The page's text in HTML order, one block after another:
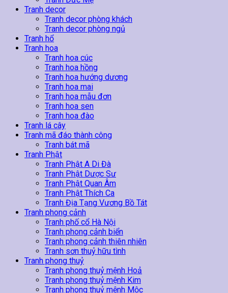
Tranh decor
Tranh decor phòng khách
Tranh decor phòng ngủ
Tranh hổ
Tranh hoa
Tranh hoa cúc
Tranh hoa hồng
Tranh hoa hướng dương
Tranh hoa mai
Tranh hoa mẫu đơn
Tranh hoa sen
Tranh hoa đào
Tranh lá cây
Tranh mã đáo thành công
Tranh bát mã
Tranh Phật
Tranh Phật A Di Đà
Tranh Phật Dược Sư
Tranh Phật Quan Âm
Tranh Phật Thích Ca
Tranh Địa Tạng Vương Bồ Tát
Tranh phong cảnh
Tranh phố cổ Hà Nội
Tranh phong cảnh biển
Tranh phong cảnh thiên nhiên
Tranh sơn thuỷ hữu tình
Tranh phong thuỷ
Tranh phong thuỷ mệnh Hoả
Tranh phong thuỷ mệnh Kim
Tranh phong thuỷ mệnh Mộc